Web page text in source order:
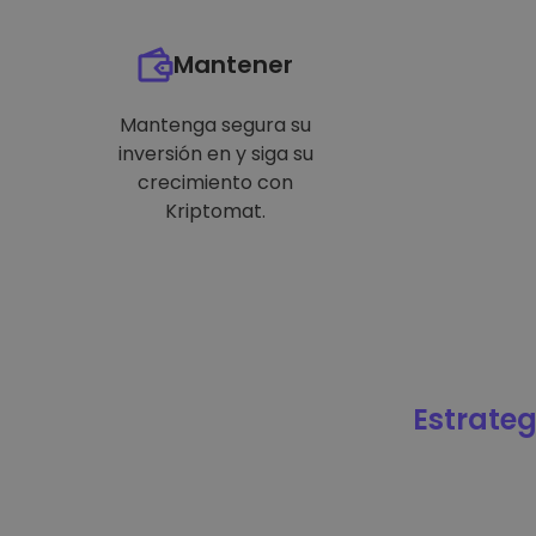
Mantener
Mantenga segura su
inversión en y siga su
crecimiento con
Kriptomat.